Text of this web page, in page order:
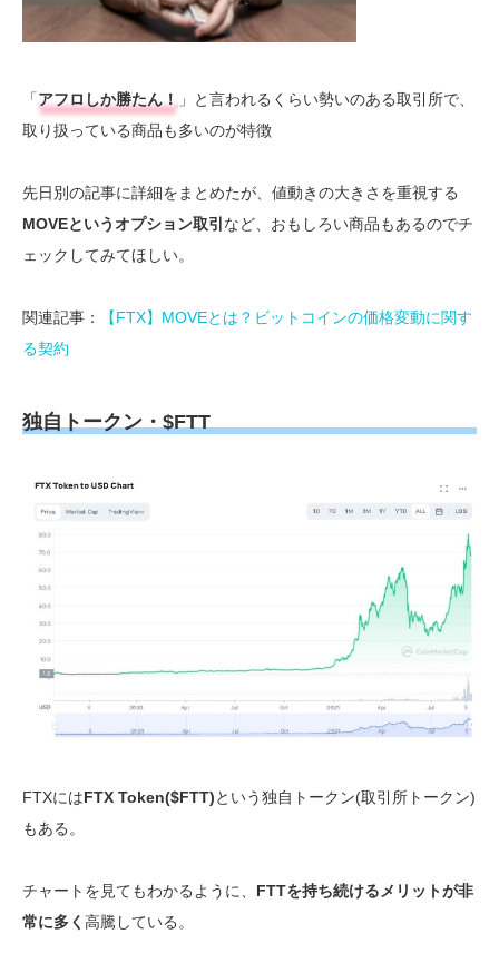
「アフロしか勝たん！
」と言われるくらい勢いのある取引所で、
取り扱っている商品も多いのが特徴
先日別の記事に詳細をまとめたが、値動きの大きさを重視する
MOVEというオプション取引 など、おもしろい商品もあるのでチ
ェックしてみてほしい。
関連記事：
【FTX】MOVEとは？ビットコインの価格変動に関す
る契約
独自トークン・$FTT
FTXにはFTX Token($FTT)という独自トークン(取引所トークン)
もある。
チャートを見てもわかるように、 FTTを持ち続けるメリットが非
常に多く 高騰している。